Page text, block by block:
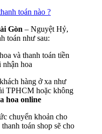
toán nào ?
Gòn – Nguyệt Hỷ,
toán như sau:
và thanh toán tiền
nhận hoa
hàng ở xa như
TPHCM hoặc không
hoa online
chuyển khoản cho
toán shop sẽ cho